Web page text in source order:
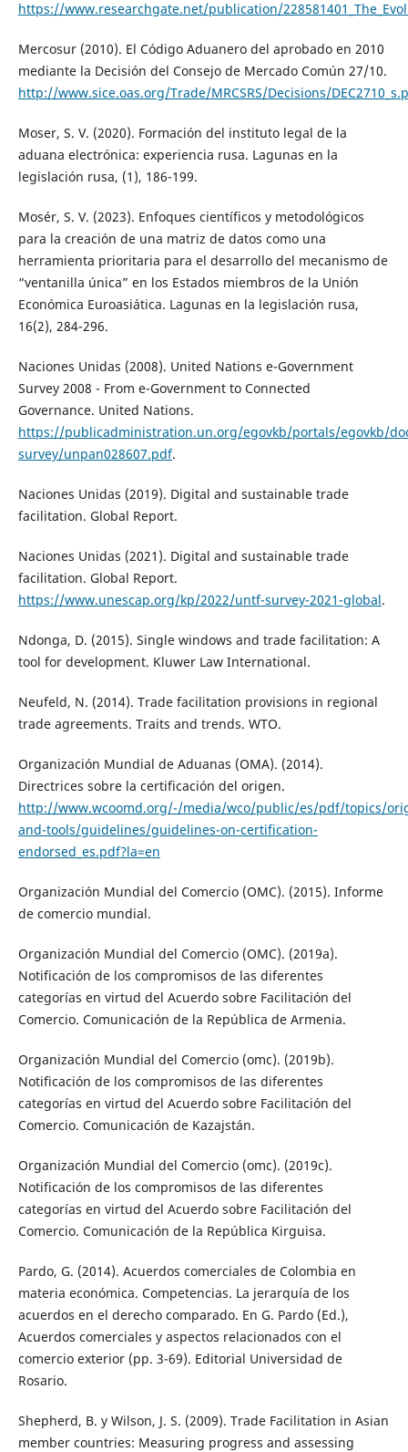
https://www.researchgate.net/publication/
Mercosur (2010). El Código Aduanero del aprobado en 2010
mediante la Decisión del Consejo de Mercado Común 27/10.
http://www.sice.oas.org/Trade/MRCSRS/Decisions/
Moser, S. V. (2020). Formación del instituto legal de la
aduana electrónica: experiencia rusa. Lagunas en la
legislación rusa, (1), 186-199.
Mosér, S. V. (2023). Enfoques científicos y metodológicos
para la creación de una matriz de datos como una
herramienta prioritaria para el desarrollo del mecanismo de
“ventanilla única” en los Estados miembros de la Unión
Económica Euroasiática. Lagunas en la legislación rusa,
16(2), 284-296.
Naciones Unidas (2008). United Nations e-Government
Survey 2008 - From e-Government to Connected
Governance. United Nations.
https://publicadministration.un.org/egovkb/portals/egovkb/
survey/unpan028607.pdf.
Naciones Unidas (2019). Digital and sustainable trade
facilitation. Global Report.
Naciones Unidas (2021). Digital and sustainable trade
facilitation. Global Report.
https://www.unescap.org/kp/2022/untf-survey-2021-global.
Ndonga, D. (2015). Single windows and trade facilitation: A
tool for development. Kluwer Law International.
Neufeld, N. (2014). Trade facilitation provisions in regional
trade agreements. Traits and trends. WTO.
Organización Mundial de Aduanas (OMA). (2014).
Directrices sobre la certificación del origen.
http://www.wcoomd.org/-/media/wco/public/es/pdf/topics/
and-tools/guidelines/guidelines-on-certification-
endorsed_es.pdf?la=en
Organización Mundial del Comercio (OMC). (2015). Informe
de comercio mundial.
Organización Mundial del Comercio (OMC). (2019a).
Notificación de los compromisos de las diferentes
categorías en virtud del Acuerdo sobre Facilitación del
Comercio. Comunicación de la República de Armenia.
Organización Mundial del Comercio (omc). (2019b).
Notificación de los compromisos de las diferentes
categorías en virtud del Acuerdo sobre Facilitación del
Comercio. Comunicación de Kazajstán.
Organización Mundial del Comercio (omc). (2019c).
Notificación de los compromisos de las diferentes
categorías en virtud del Acuerdo sobre Facilitación del
Comercio. Comunicación de la República Kirguisa.
Pardo, G. (2014). Acuerdos comerciales de Colombia en
materia económica. Competencias. La jerarquía de los
acuerdos en el derecho comparado. En G. Pardo (Ed.),
Acuerdos comerciales y aspectos relacionados con el
comercio exterior (pp. 3-69). Editorial Universidad de
Rosario.
Shepherd, B. y Wilson, J. S. (2009). Trade Facilitation in Asian
member countries: Measuring progress and assessing